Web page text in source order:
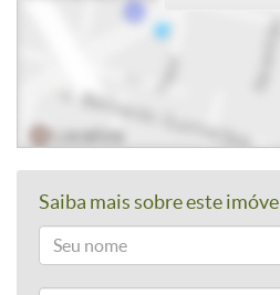
Saiba mais sobre este imóvel